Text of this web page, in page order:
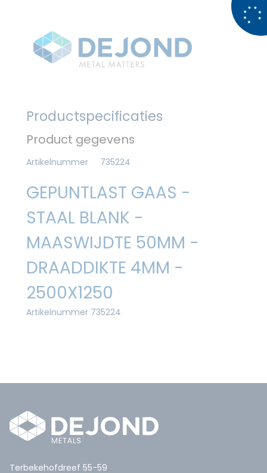
Productspecificaties
Product gegevens
Artikelnummer 735224
GEPUNTLAST GAAS -
STAAL BLANK -
MAASWIJDTE 50MM -
DRAADDIKTE 4MM -
2500X1250
Artikelnummer 735224
Terbekehofdreef 55-59